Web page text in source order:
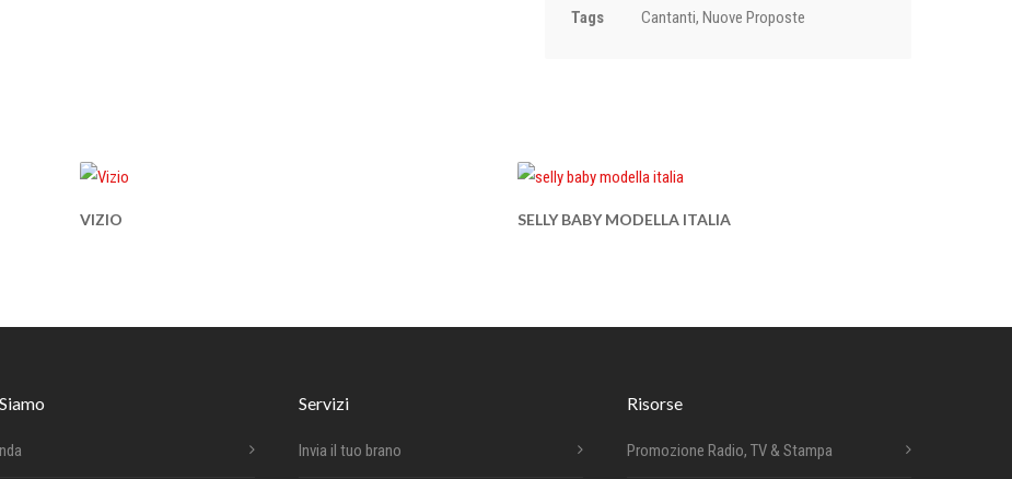
Tags Cantanti, Nuove Proposte
VIZIO SELLY BABY MODELLA ITALIA
Servizi
Invia il tuo brano
Risorse
Promozione Radio, TV & Stampa